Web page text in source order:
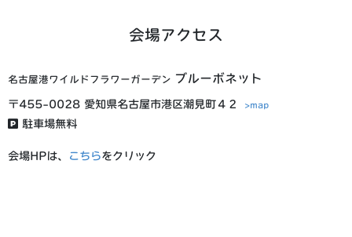
会場アクセス
名古屋港ワイルドフラワーガーデン ブルーボネット
〒455-0028 愛知県名古屋市港区潮見町４２ >map
駐車場無料
会場HPは、 こちらをクリック